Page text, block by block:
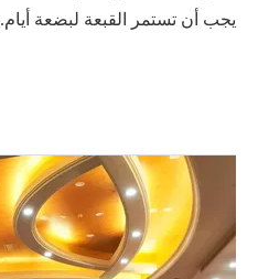
يجب أن تستمر القبعة لبضعة أيام.